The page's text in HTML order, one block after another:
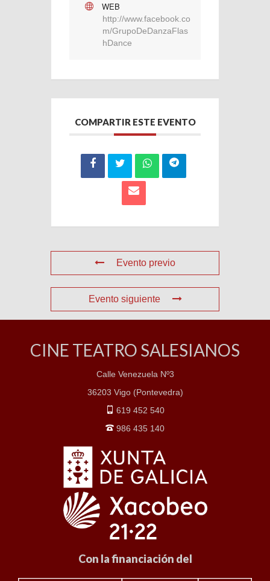
WEB
http://www.facebook.co
m/GrupoDeDanzaFlas
hDance
COMPARTIR ESTE EVENTO
Evento previo
Evento siguiente
CINE TEATRO SALESIANOS
Calle Venezuela Nº3
36203 Vigo (Pontevedra)
619 452 540
986 435 140
Con la financiación del